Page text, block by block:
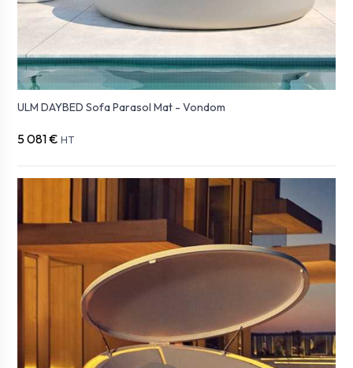
ULM DAYBED Sofa Parasol Mat - Vondom
5 081 € HT